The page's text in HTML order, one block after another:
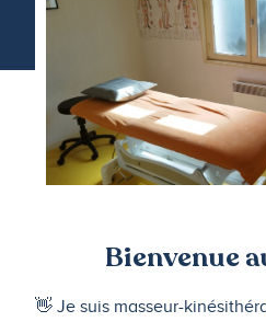
Bienvenue
👋 Je suis masseur-